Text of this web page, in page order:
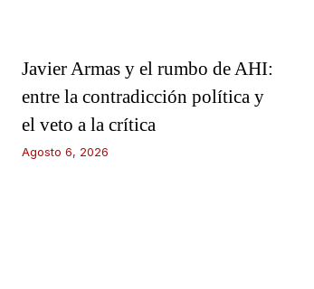
Javier Armas y el rumbo de AHI:
entre la contradicción política y
el veto a la crítica
Agosto 6, 2026